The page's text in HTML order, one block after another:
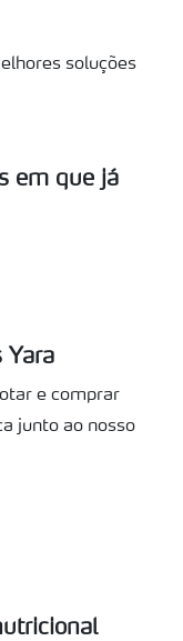
soluções
em que já
Yara
e comprar
junto ao nosso